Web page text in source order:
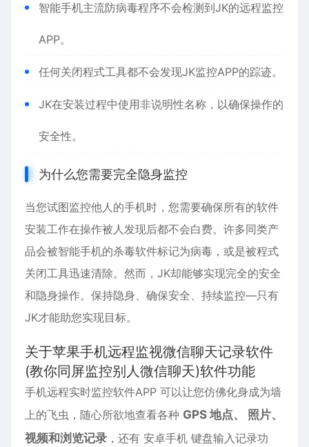
智能手机主流防病毒程序不会检测到JK的远程监控
APP。
任何关闭程式工具都不会发现JK监控APP的踪迹。
JK在安装过程中使用非说明性名称，以确保操作的
安全性。
为什么您需要完全隐身监控
当您试图监控他人的手机时，您需要确保所有的软件
安装工作在操作被人发现后都不会白费。许多同类产
品会被智能手机的杀毒软件标记为病毒，或是被程式
关闭工具迅速清除。然而，JK却能够实现完全的安全
和隐身操作。保持隐身、确保安全、持续监控—只有
JK才能助您实现目标。
关于苹果手机远程监视微信聊天记录软件
(教你同屏监控别人微信聊天)软件功能
手机远程实时监控软件APP 可以让您仿佛化身成为墙
上的飞虫，随心所欲地查看各种 GPS 地点、 照片、
视频和浏览记录 ，还有 安卓手机 键盘输入记录功